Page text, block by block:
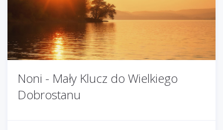
Noni - Mały Klucz do Wielkiego
Dobrostanu